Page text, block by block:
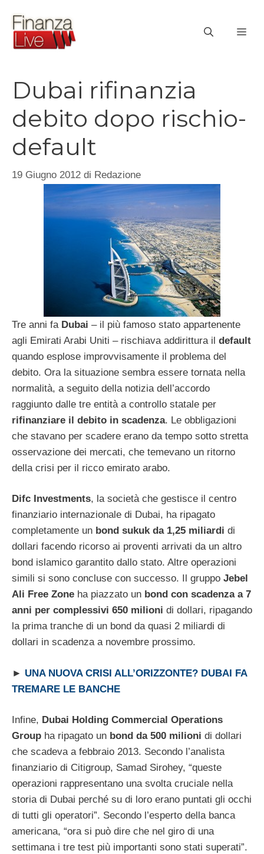
contenuto
Dubai rifinanzia
debito dopo rischio-
default
19 Giugno 2012 di Redazione
Tre anni fa Dubai – il più famoso stato appartenente
agli Emirati Arabi Uniti – rischiava addirittura il default
quando esplose improvvisamente il problema del
debito. Ora la situazione sembra essere tornata nella
normalità, a seguito della notizia dell’accordo
raggiunto dalle tre entità a controllo statale per
rifinanziare il debito in scadenza. Le obbligazioni
che stavano per scadere erano da tempo sotto stretta
osservazione dei mercati, che temevano un ritorno
della crisi per il ricco emirato arabo.
Difc Investments, la società che gestisce il centro
finanziario internazionale di Dubai, ha ripagato
completamente un bond sukuk da 1,25 miliardi di
dollari facendo ricorso ai proventi arrivati da un altro
bond islamico garantito dallo stato. Altre operazioni
simili si sono concluse con successo. Il gruppo Jebel
Ali Free Zone ha piazzato un bond con scadenza a 7
anni per complessivi 650 milioni di dollari, ripagando
la prima tranche di un bond da quasi 2 miliardi di
dollari in scadenza a novembre prossimo.
► UNA NUOVA CRISI ALL’ORIZZONTE? DUBAI FA
TREMARE LE BANCHE
Infine, Dubai Holding Commercial Operations
Group ha ripagato un bond da 500 milioni di dollari
che scadeva a febbraio 2013. Secondo l’analista
finanziario di Citigroup, Samad Sirohey, “queste
operazioni rappresentano una svolta cruciale nella
storia di Dubai perché su di loro erano puntati gli occhi
di tutti gli operatori”. Secondo l’esperto della banca
americana, “ora si può dire che nel giro di una
settimana i tre test più importanti sono stati superati”.